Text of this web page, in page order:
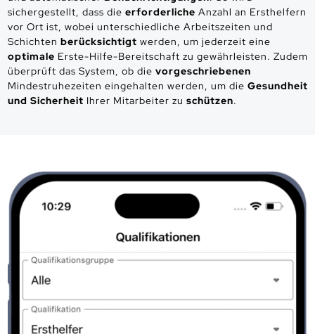
sichergestellt, dass die erforderliche Anzahl an Ersthelfern
vor Ort ist, wobei unterschiedliche Arbeitszeiten und
Schichten berücksichtigt werden, um jederzeit eine
optimale Erste-Hilfe-Bereitschaft zu gewährleisten. Zudem
überprüft das System, ob die vorgeschriebenen
Mindestruhezeiten eingehalten werden, um die Gesundheit
und Sicherheit Ihrer Mitarbeiter zu schützen.